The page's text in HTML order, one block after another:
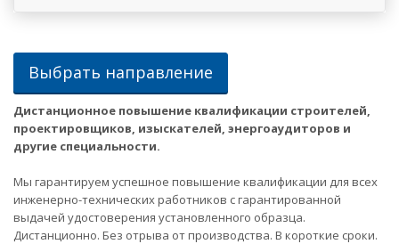
Выбрать направление
Дистанционное повышение квалификации строителей,
проектировщиков, изыскателей, энергоаудиторов и
другие специальности.
Мы гарантируем успешное повышение квалификации для всех
инженерно-технических работников с гарантированной
выдачей удостоверения установленного образца.
Дистанционно. Без отрыва от производства. В короткие сроки.